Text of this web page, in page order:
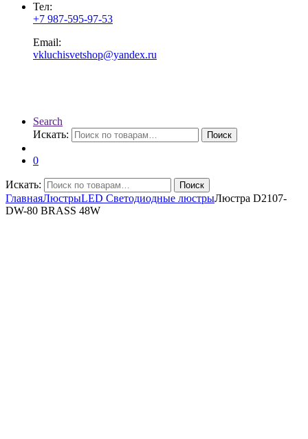
Тел:
+7 987-595-97-53
Email:
vkluchisvetshop@yandex.ru
Search
Искать:
Поиск
0
Искать: Поиск
ГлавнаяЛюстрыLED Светодиодные люстрыЛюстра D2107-
DW-80 BRASS 48W